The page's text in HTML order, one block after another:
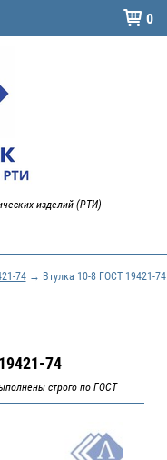
 0
изделий (РТИ)
74→ Втулка 10-8 ГОСТ 19421-74
74
строго по ГОСТ